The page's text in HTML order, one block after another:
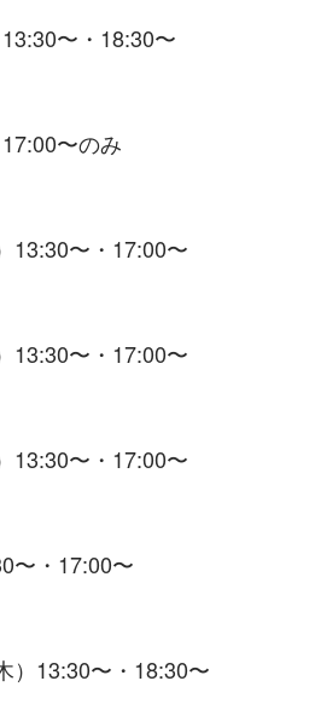
〜・18:30〜
〜のみ
13:30〜・17:00〜
13:30〜・17:00〜
13:30〜・17:00〜
〜・17:00〜
）13:30〜・18:30〜